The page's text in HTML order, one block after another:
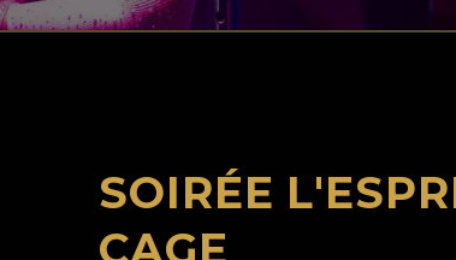
SOIRÉE
CAGE